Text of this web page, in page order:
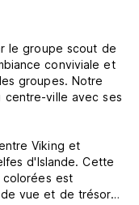
le groupe scout de
conviviale et
groupes. Notre
centre-ville avec ses
Viking et
d'Islande. Cette
colorées est
vue et de trésors